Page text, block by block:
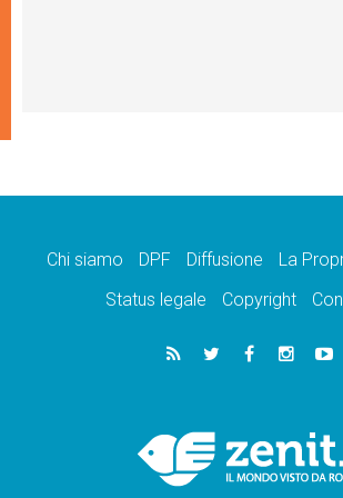
Chi siamo DPF Diffusione La
Status legale
Copyright